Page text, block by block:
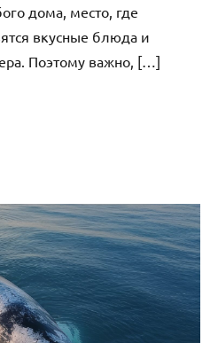
дома, место, где
вкусные блюда и
Поэтому важно, […]